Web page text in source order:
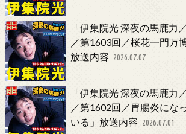
「伊集院光 深夜の馬鹿力
／第1603回／桜花一門万
放送内容 2026.07.07
「伊集院光 深夜の馬鹿力
／第1602回／胃腸炎にな
いる」放送内容 2026.07.01